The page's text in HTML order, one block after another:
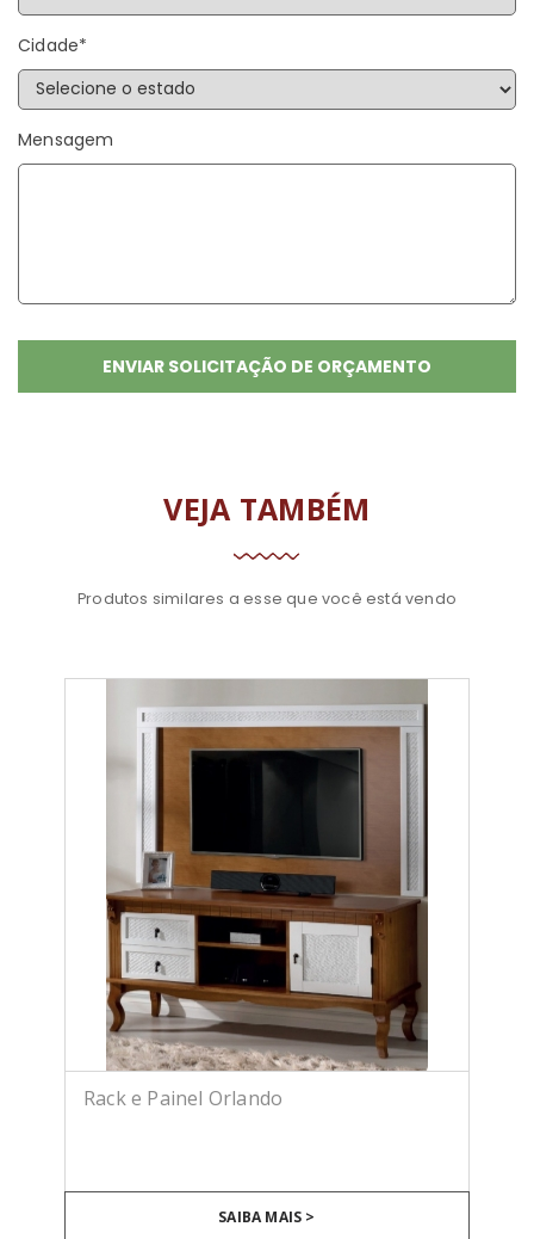
Cidade*
Mensagem
VEJA TAMBÉM
Produtos similares a esse que você está vendo
Rack e Painel Orlando
SAIBA MAIS >